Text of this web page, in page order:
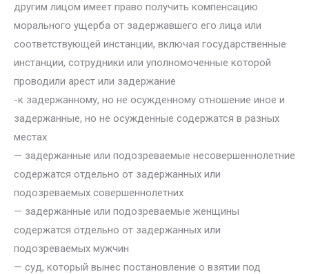
другим лицом имеет право получить компенсацию
морального ущерба от задержавшего его лица или
соответствующей инстанции, включая государственные
инстанции, сотрудники или уполномоченные которой
проводили арест или задержание
-к задержанному, но не осужденному отношение иное и
задержанные, но не осужденные содержатся в разных
местах
— задержанные или подозреваемые несовершеннолетние
содержатся отдельно от задержанных или
подозреваемых совершеннолетних
— задержанные или подозреваемые женщины
содержатся отдельно от задержанных или
подозреваемых мужчин
— суд, который вынес постановление о взятии под